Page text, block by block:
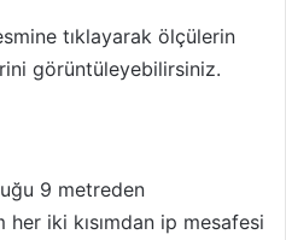
tıklayarak ölçülerin
görüntüleyebilirsiniz.
9 metreden
iki kısımdan ip mesafesi